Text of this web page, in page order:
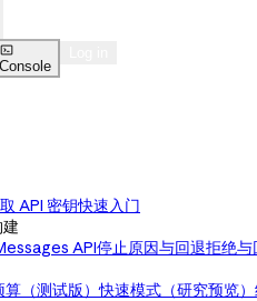

Console
API 密钥快速入门
API停止原因与回退拒绝与
算（测试版）快速模式（研究预览）